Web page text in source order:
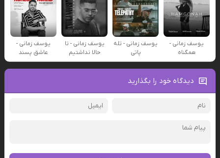
یوسف زمانی -
همگناه
یوسف زمانی - تله
پاتی
یوسف زمانی - تا
حالا نداشتیم
یوسف زمانی -
عاشق پسند
دیدگاه خود را بگذارید